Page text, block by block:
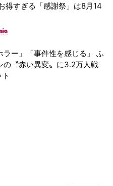
得すぎる「感謝祭」は8月14
ラー」「事件性を感じる」 ふ
の〝赤い異変〟に3.2万人戦